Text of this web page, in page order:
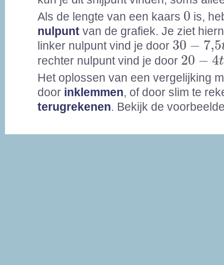
Als de lengte van een kaars 0
0 is,
nulpunt van de grafiek. Je ziet
linker nulpunt vind je door 30 − 7,5
30-7,5t
rechter nulpunt vind je door 20 − 4t
20 4 t=
Het oplossen van een vergelijking
door inklemmen, of door slim te
terugrekenen. Bekijk de